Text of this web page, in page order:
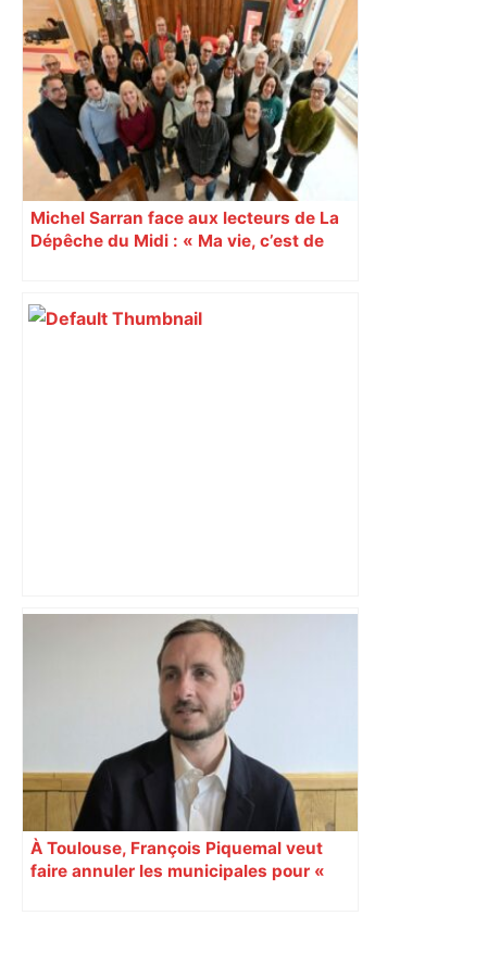
Prévisions météo du mercredi 6 mai
2026 à Toulouse – 20 Minutes
Michel Sarran face aux lecteurs de La
Dépêche du Midi : « Ma vie, c’est de
Toulon-Toulouse : 10 questions pour
prouver que vous n'êtes pas un « faux
» supporter – Rugbynistere
À Toulouse, François Piquemal veut
faire annuler les municipales pour «